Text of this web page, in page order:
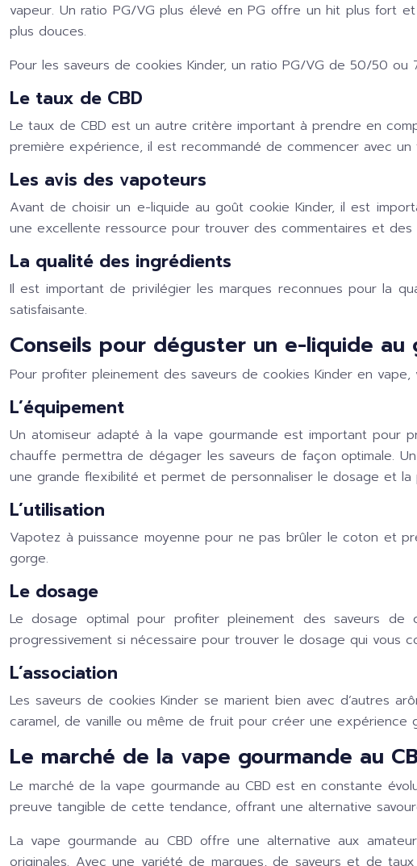
vapeur. Un ratio PG/VG plus élevé en PG offre un hit plus fort
plus douces.
Pour les saveurs de cookies Kinder, un ratio PG/VG de 50/50
Le taux de CBD
Le taux de CBD est un autre critère important à prendre en
première expérience, il est recommandé de commencer avec
Les avis des vapoteurs
Avant de choisir un e-liquide au goût cookie Kinder, il est
une excellente ressource pour trouver des commentaires et
La qualité des ingrédients
Il est important de privilégier les marques reconnues pour la
satisfaisante.
Conseils pour déguster un e-liquide
Pour profiter pleinement des saveurs de cookies Kinder en vape,
L’équipement
Un atomiseur adapté à la vape gourmande est important pour
chauffe permettra de dégager les saveurs de façon optimale.
une grande flexibilité et permet de personnaliser le dosage et la
L’utilisation
Vapotez à puissance moyenne pour ne pas brûler le coton et
gorge.
Le dosage
Le dosage optimal pour profiter pleinement des saveurs de
progressivement si nécessaire pour trouver le dosage qui vous
L’association
Les saveurs de cookies Kinder se marient bien avec d’autres
caramel, de vanille ou même de fruit pour créer une expérience
Le marché de la vape gourmande au
Le marché de la vape gourmande au CBD est en constante
preuve tangible de cette tendance, offrant une alternative
La vape gourmande au CBD offre une alternative aux
originales. Avec une variété de marques, de saveurs et de